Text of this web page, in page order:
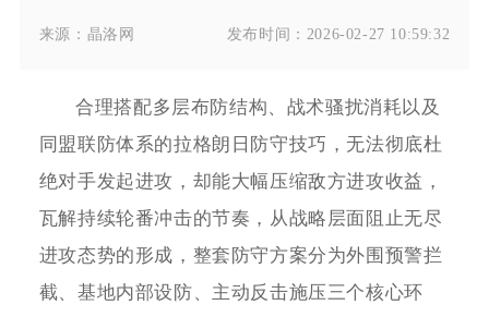
来源： 晶洛网 发布时间： 2026-02-27 10:59:32
合理搭配多层布防结构、战术骚扰消耗以及
同盟联防体系的拉格朗日防守技巧，无法彻底杜
绝对手发起进攻，却能大幅压缩敌方进攻收益，
瓦解持续轮番冲击的节奏，从战略层面阻止无尽
进攻态势的形成，整套防守方案分为外围预警拦
截、基地内部设防、主动反击施压三个核心环